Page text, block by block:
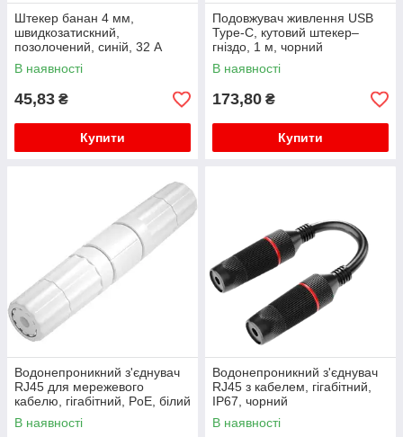
Штекер банан 4 мм,
швидкозатискний,
позолочений, синій, 32 А
В наявності
45,83 ₴
Купити
Подовжувач живлення USB
Type-C, кутовий штекер–
гніздо, 1 м, чорний
В наявності
173,80 ₴
Купити
Водонепроникний з'єднувач
RJ45 для мережевого
кабелю, гігабітний, PoE, білий
В наявності
Водонепроникний з'єднувач
RJ45 з кабелем, гігабітний,
IP67, чорний
В наявності